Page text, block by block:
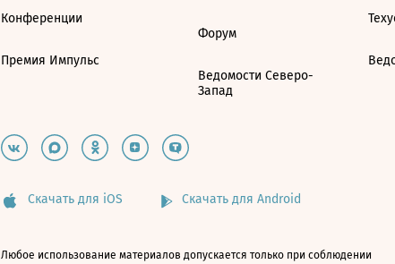
Конференции
Премия Импульс
Форум
Ведомости Северо-
Запад
Скачать для iOS Скачать для Android
Любое использование материалов допускается только при соблюдении